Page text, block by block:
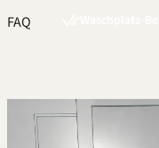
FAQ